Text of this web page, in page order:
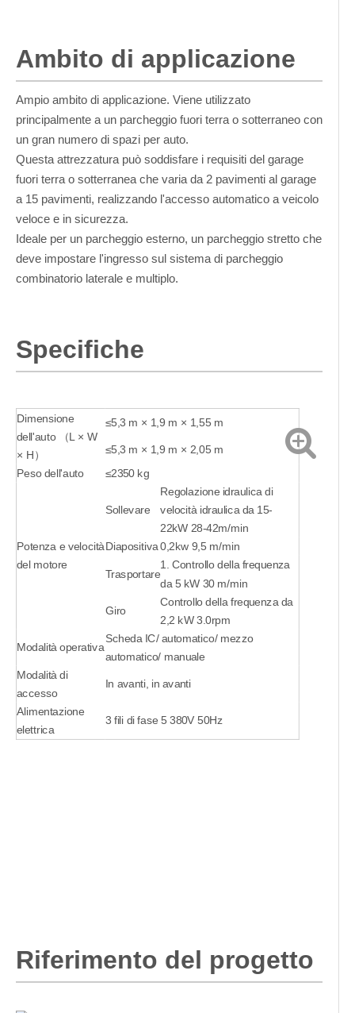
Ambito di applicazione
Ampio ambito di applicazione. Viene utilizzato
principalmente a un parcheggio fuori terra o sotterraneo con
un gran numero di spazi per auto.
Questa attrezzatura può soddisfare i requisiti del garage
fuori terra o sotterranea che varia da 2 pavimenti al garage
a 15 pavimenti, realizzando l'accesso automatico a veicolo
veloce e in sicurezza.
Ideale per un parcheggio esterno, un parcheggio stretto che
deve impostare l'ingresso sul sistema di parcheggio
combinatorio laterale e multiplo.
Specifiche
Dimensione
dell'auto （L × W
× H）
≤5,3 m × 1,9 m × 1,55 m
≤5,3 m × 1,9 m × 2,05 m
Peso dell'auto
≤2350 kg
Potenza e velocità
del motore
Sollevare
Regolazione idraulica di
velocità idraulica da 15-
22kW 28-42m/min
Diapositiva0,2kw 9,5 m/min
Trasportare
1. Controllo della frequenza
da 5 kW 30 m/min
Giro
Controllo della frequenza da
2,2 kW 3.0rpm
Modalità operativa
Scheda IC/ automatico/ mezzo
automatico/ manuale
Modalità di
accesso
In avanti, in avanti
Alimentazione
elettrica
3 fili di fase 5 380V 50Hz
Riferimento del progetto